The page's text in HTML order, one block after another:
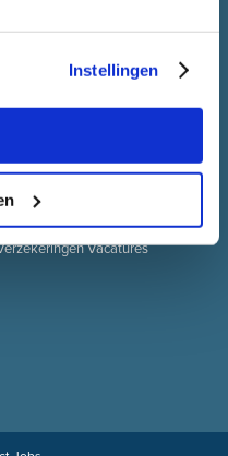
Instellingen
Vacatures